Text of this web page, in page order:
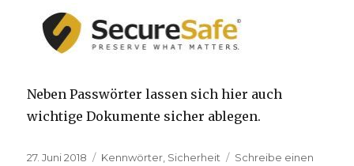
Neben Passwörter lassen sich hier auch
wichtige Dokumente sicher ablegen.
Veröffentlicht
27. Juni 2018 Kategorien
Kennwörter Sicherheit
Schreibe einen